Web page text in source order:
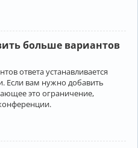
больше вариантов
ответа устанавливается
Если вам нужно добавить
это ограничение,